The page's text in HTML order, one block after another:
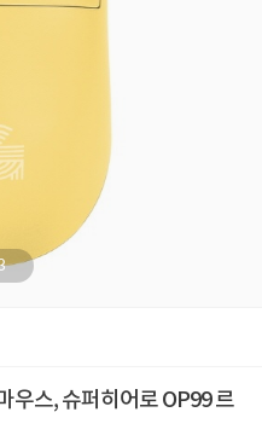
우스, 슈퍼히어로 OP99 르